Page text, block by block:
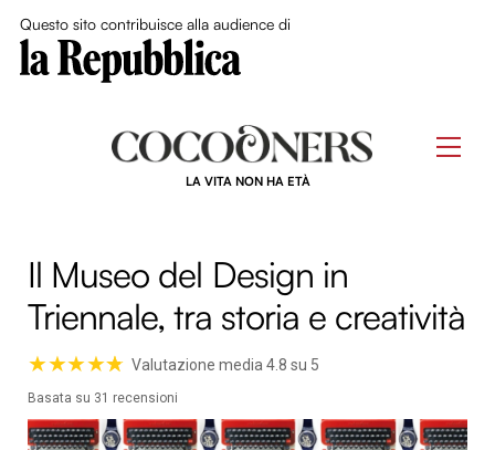
Questo sito contribuisce alla audience di
LA VITA NON HA ETÀ
Il Museo del Design in
Triennale, tra storia e creatività
★★★★☆
★ Valutazione media 4.8 su 5
Basata su 31 recensioni